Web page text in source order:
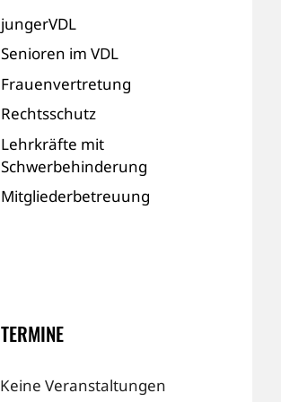
jungerVDL
Senioren im VDL
Frauenvertretung
Rechtsschutz
Lehrkräfte mit
Schwerbehinderung
Mitgliederbetreuung
TERMINE
Keine Veranstaltungen